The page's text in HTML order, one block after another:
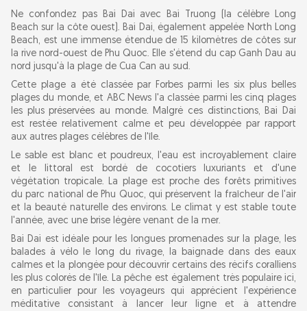
Ne confondez pas Bai Dai avec Bai Truong (la célèbre Long
Beach sur la côte ouest). Bai Dai, également appelée North Long
Beach, est une immense étendue de 15 kilomètres de côtes sur
la rive nord-ouest de Phu Quoc. Elle s'étend du cap Ganh Dau au
nord jusqu'à la plage de Cua Can au sud.
Cette plage a été classée par Forbes parmi les six plus belles
plages du monde, et ABC News l'a classée parmi les cinq plages
les plus préservées au monde. Malgré ces distinctions, Bai Dai
est restée relativement calme et peu développée par rapport
aux autres plages célèbres de l'île.
Le sable est blanc et poudreux, l'eau est incroyablement claire
et le littoral est bordé de cocotiers luxuriants et d'une
végétation tropicale. La plage est proche des forêts primitives
du parc national de Phu Quoc, qui préservent la fraîcheur de l'air
et la beauté naturelle des environs. Le climat y est stable toute
l'année, avec une brise légère venant de la mer.
Bai Dai est idéale pour les longues promenades sur la plage, les
balades à vélo le long du rivage, la baignade dans des eaux
calmes et la plongée pour découvrir certains des récifs coralliens
les plus colorés de l'île. La pêche est également très populaire ici,
en particulier pour les voyageurs qui apprécient l'expérience
méditative consistant à lancer leur ligne et à attendre